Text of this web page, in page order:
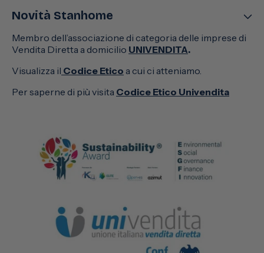
Novità Stanhome
Membro dell’associazione di categoria delle imprese di
Vendita Diretta a domicilio UNIVENDITA.
Visualizza il Codice Etico a cui ci atteniamo.
Per saperne di più visita Codice Etico Univendita